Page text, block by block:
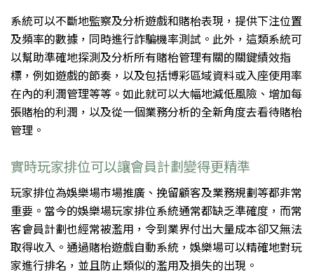
系統可以不斷地監察及分析遊戲和賭枱表現，提供下注位置
及頻率的數據，同時進行詐騙機率測試。此外，這類系統可
以幫助準確地探測及分析所有賭枱管理有關的關鍵績效指
標，例如遊戲的節奏，以及包括博彩區域資料或入座使用率
在內的利潤管理等等。如此就可以大幅地減低風險、增加每
張賭枱的利潤，以及從一個業務分析的全新角度去看待賭枱
管理。
實時玩家排位可以讓會員計劃變得更精準
玩家排位為娛樂場市場推廣、挽留顧客及業務規劃等都非常
重要。當今的娛樂場玩家排位系統通常都缺乏準確度，而常
客會員計劃也經常被濫用，令到業界付出大量成本卻又無法
取得收入。通過賭枱遊戲自動系統，娛樂場可以精確地對玩
家進行排名，並且防止類似的濫用及損失的出現。